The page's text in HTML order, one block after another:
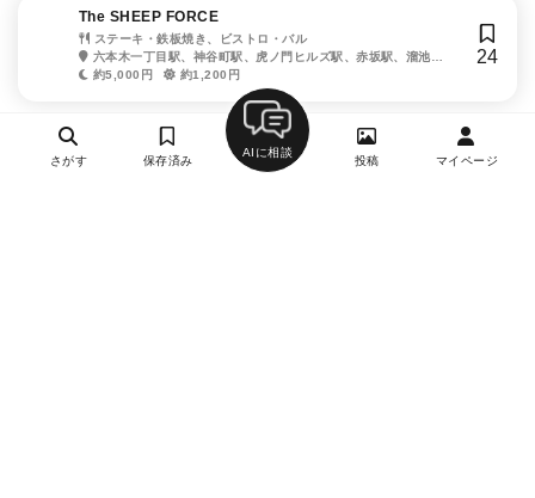
The SHEEP FORCE
ステーキ・鉄板焼き、ビストロ・バル
六本木一丁目駅、神谷町駅、虎ノ門ヒルズ駅、赤坂駅、溜池山
王駅約5,000円 約1,200円
24
さがす 保存済み
AIに相談
投稿 マイページ